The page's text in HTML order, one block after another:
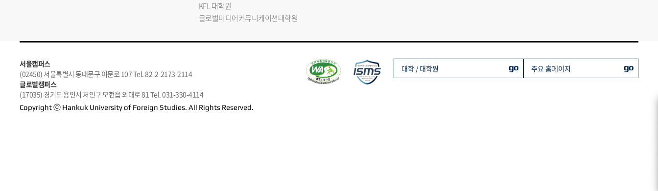
KFL 대학원
글로벌미디어커뮤니케이션대학원
서울캠퍼스
(02450) 서울특별시 동대문구 이문로 107 Tel. 82-2-2173-2114
글로벌캠퍼스
(17035) 경기도 용인시 처인구 모현읍 외대로 81 Tel. 031-330-4114
Copyright ⓒ Hankuk University of Foreign Studies. All Rights Reserved.
대학 / 대학원 go 주요 홈페이지 go